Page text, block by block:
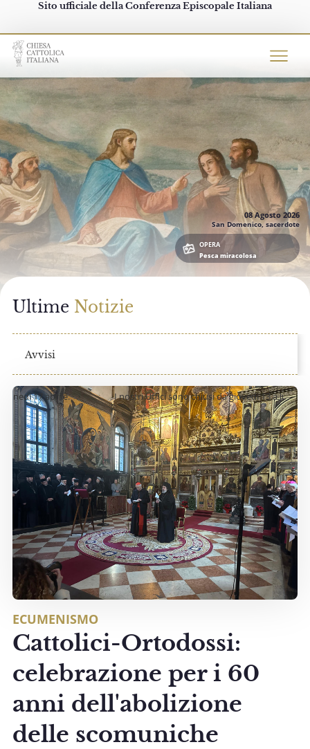
Sito ufficiale della Conferenza Episcopale Italiana
Chiesacattolica.it
08 Agosto 2026
San Domenico, sacerdote
OPERA
Pesca miracolosa
Ultime Notizie
Avvisi
17 aprile. I nostri Uffici sono chiusi da giovedì 13 a lunedì 17
ECUMENISMO
Cattolici-Ortodossi:
celebrazione per i 60
anni dell'abolizione
delle scomuniche